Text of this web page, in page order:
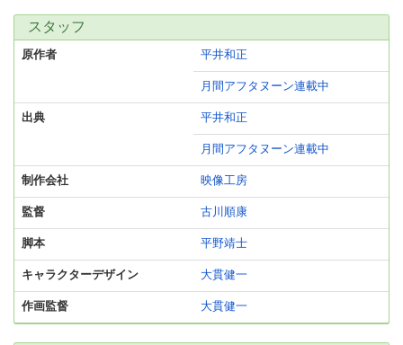
スタッフ
原作者 平井和正
月間アフタヌーン連載中
出典 平井和正
月間アフタヌーン連載中
制作会社 映像工房
監督 古川順康
脚本 平野靖士
キャラクターデザイン 大貫健一
作画監督 大貫健一